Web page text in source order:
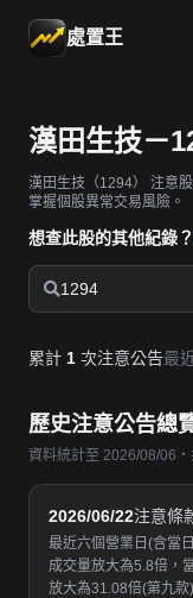
處置王
漢田生技－
漢田生技（1294）
注意
掌握個股異常交易風險。
想查此股的其他紀錄？
1294
累計 1 次注意公告最
歷史注意公告總
資料統計至 2026/08/06
2026/06/22注意條
最近六個營業日(含當
成交量放大為5.8倍，
放大為31.08倍(第九款)